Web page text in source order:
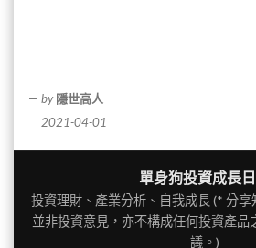
by 隱世高人
2021-04-01
單身狗投資成長
投資理財、產業分析、自我成長 (* 分
並非投資意見，亦不構成任何投資產品
議。)